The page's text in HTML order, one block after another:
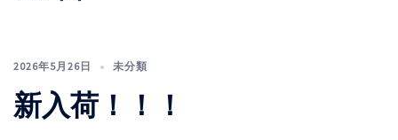
2026年5月26日 未分類
新入荷！！！